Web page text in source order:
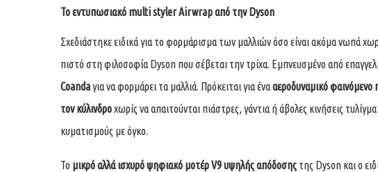
Το εντυπωσιακό multi stylerAirwrapαπό την Dyson
Σχεδιάστηκε ειδικά για το φορμάρισμα των μαλλιών όσο είναι ακόμα νωπά
πιστό στη φιλοσοφία Dyson που σέβεται την τρίχα. Εμπνευσμένο από
Coandaγια να φορμάρει τα μαλλιά. Πρόκειται για ένααεροδυναμικό φαινόμενο
τον κύλινδροχωρίς να απαιτούνται πιάστρες, γάντια ή άβολες κινήσεις
κυματισμούς με όγκο.
Το μικρό αλλά ισχυρό ψηφιακό μοτέρ V9 υψηλής απόδοσης της Dyson και ο